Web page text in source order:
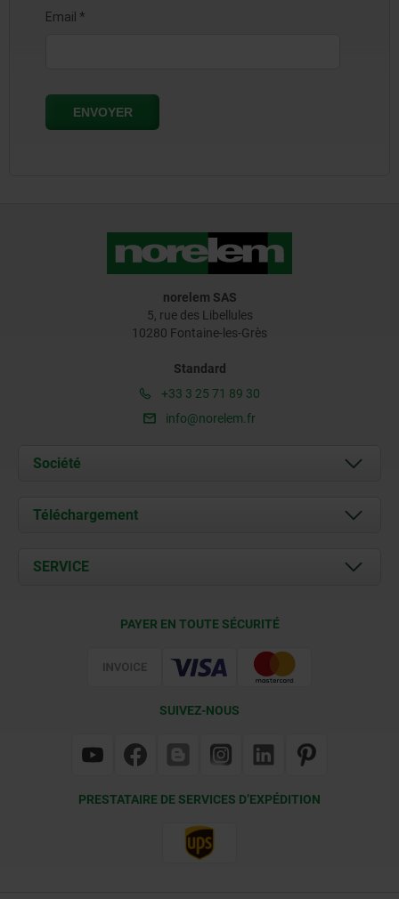
norelem SAS
5, rue des Libellules
10280 Fontaine-les-Grès
Standard
+33 3 25 71 89 30
info@norelem.fr
Société
À propos de nous
Contact
Téléchargement
Documents
SERVICE
PAYER EN TOUTE SÉCURITÉ
SUIVEZ-NOUS
PRESTATAIRE DE SERVICES D’EXPÉDITION